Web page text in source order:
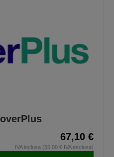
67,10 €
IVA inclusa (55,00 € IVA esclusa)